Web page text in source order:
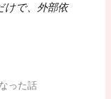
けで、外部依
った話